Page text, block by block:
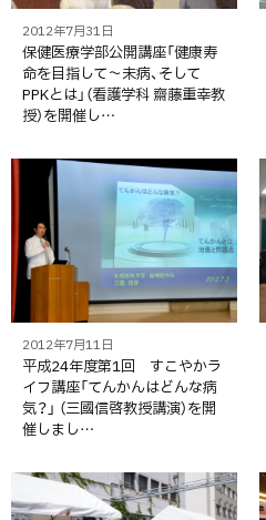
2012年7月31日
保健医療学部公開講座「健康寿
命を目指して～未病、そして
PPKとは」（看護学科 齋藤重幸教
授）を開催し…
2012年7月11日
平成24年度第1回 すこやかラ
イフ講座「てんかんはどんな病
気？」 （三國信啓教授講演）を開
催しまし…